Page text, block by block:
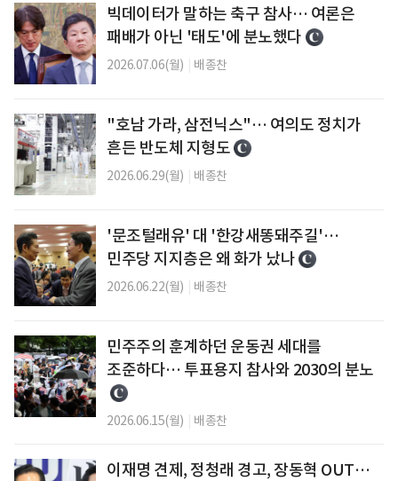
빅데이터가 말하는 축구 참사… 여론은
패배가 아닌 '태도'에 분노했다
2026.07.06(월) 배종찬
"호남 가라, 삼전닉스"… 여의도 정치가
흔든 반도체 지형도
2026.06.29(월) 배종찬
'문조털래유' 대 '한강새똥돼주길'…
민주당 지지층은 왜 화가 났나
2026.06.22(월) 배종찬
민주주의 훈계하던 운동권 세대를
조준하다… 투표용지 참사와 2030의 분노
2026.06.15(월) 배종찬
이재명 견제, 정청래 경고, 장동혁 OUT…